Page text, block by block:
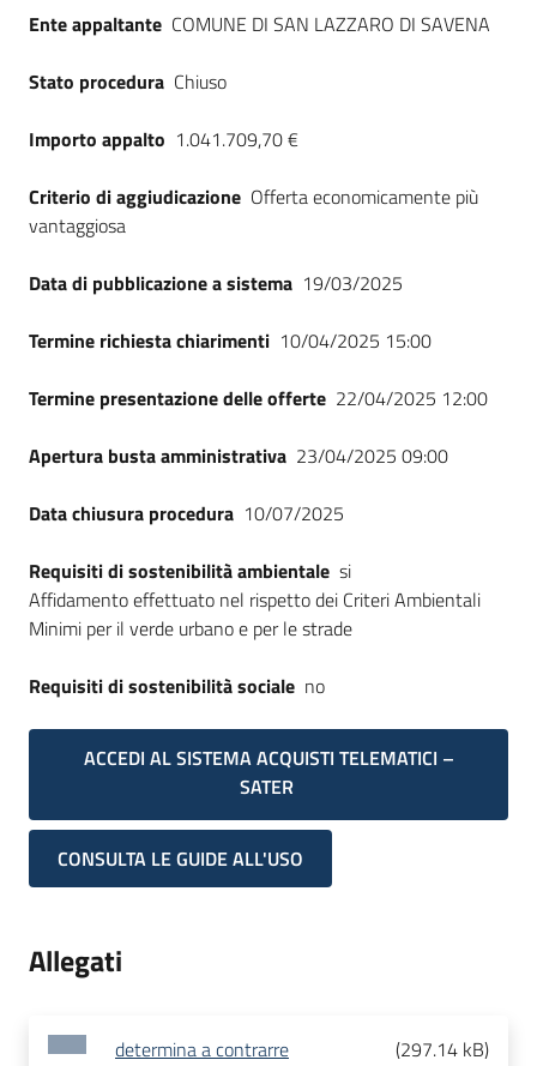
Ente appaltante COMUNE DI SAN LAZZARO DI SAVENA
Stato procedura Chiuso
Importo appalto 1.041.709,70 €
Criterio di aggiudicazione Offerta economicamente più
vantaggiosa
Data di pubblicazione a sistema 19/03/2025
Termine richiesta chiarimenti 10/04/2025 15:00
Termine presentazione delle offerte 22/04/2025 12:00
Apertura busta amministrativa 23/04/2025 09:00
Data chiusura procedura 10/07/2025
Requisiti di sostenibilità ambientale si
Affidamento effettuato nel rispetto dei Criteri Ambientali
Minimi per il verde urbano e per le strade
Requisiti di sostenibilità sociale no
ACCEDI AL SISTEMA ACQUISTI TELEMATICI –
SATER
CONSULTA LE GUIDE ALL'USO
Allegati
determina a contrarre (297.14 kB)